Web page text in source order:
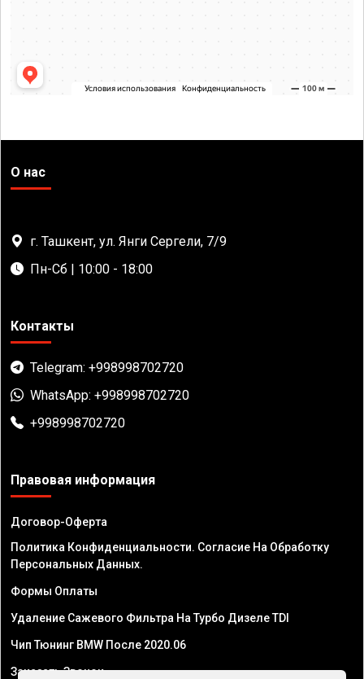
О нас
г. Ташкент, ул. Янги Сергели, 7/9
Пн-Сб | 10:00 - 18:00
Контакты
Telegram: +998998702720
WhatsApp: +998998702720
+998998702720
Правовая информация
Договор-Оферта
Политика Конфиденциальности. Согласие На Обработку
Персональных Данных.
Формы Оплаты
Удаление Сажевого Фильтра На Турбо Дизеле TDI
Чип Тюнинг BMW После 2020.06
Заказать Звонок